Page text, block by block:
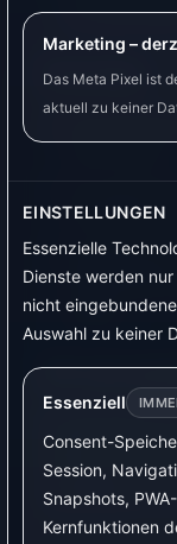
Marketing –
Das Meta Pixel ist
aktuell zu keiner
EINSTELLUNGEN
Essenzielle
Dienste werden
nicht
Auswahl zu keiner
Essenziell
Consent-
Session,
Snapshots,
Kernfunktionen
Nachteile
bestimmter
stabil.
Für wen
Empfohlen
Elektroauto
sorgfältig zu